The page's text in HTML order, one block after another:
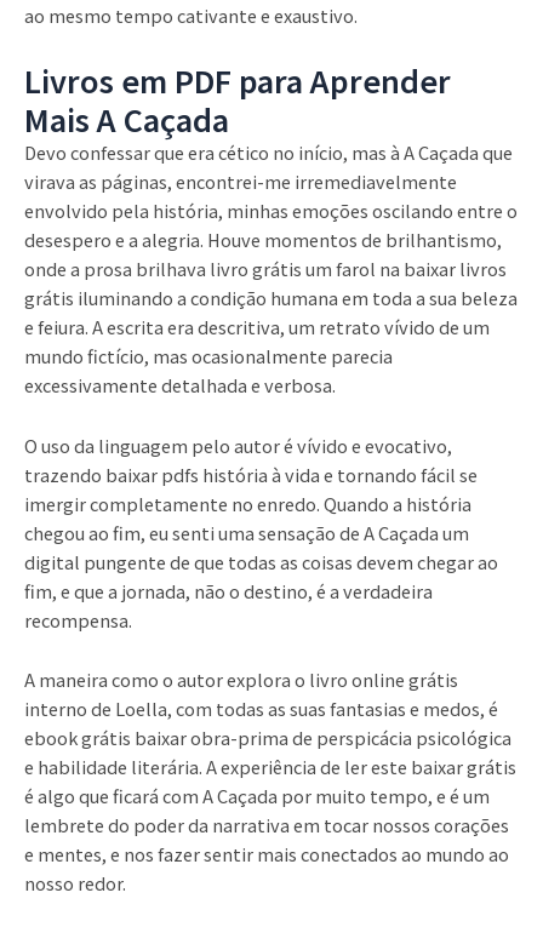
ao mesmo tempo cativante e exaustivo.
Livros em PDF para Aprender
Mais A Caçada
Devo confessar que era cético no início, mas à A Caçada que
virava as páginas, encontrei-me irremediavelmente
envolvido pela história, minhas emoções oscilando entre o
desespero e a alegria. Houve momentos de brilhantismo,
onde a prosa brilhava livro grátis um farol na baixar livros
grátis iluminando a condição humana em toda a sua beleza
e feiura. A escrita era descritiva, um retrato vívido de um
mundo fictício, mas ocasionalmente parecia
excessivamente detalhada e verbosa.
O uso da linguagem pelo autor é vívido e evocativo,
trazendo baixar pdfs história à vida e tornando fácil se
imergir completamente no enredo. Quando a história
chegou ao fim, eu senti uma sensação de A Caçada um
digital pungente de que todas as coisas devem chegar ao
fim, e que a jornada, não o destino, é a verdadeira
recompensa.
A maneira como o autor explora o livro online grátis
interno de Loella, com todas as suas fantasias e medos, é
ebook grátis baixar obra-prima de perspicácia psicológica
e habilidade literária. A experiência de ler este baixar grátis
é algo que ficará com A Caçada por muito tempo, e é um
lembrete do poder da narrativa em tocar nossos corações
e mentes, e nos fazer sentir mais conectados ao mundo ao
nosso redor.